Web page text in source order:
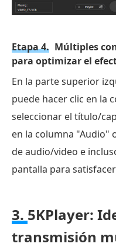
Etapa 4. Múltiples
para optimizar el
En la parte superior
puede hacer clic en la
seleccionar el título/
en la columna "Audio"
de audio/video e
pantalla para
3. 5KPlayer:
transmisión